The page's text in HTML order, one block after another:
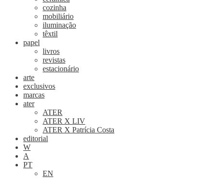
cozinha
mobiliário
iluminação
têxtil
papel
livros
revistas
estacionário
arte
exclusivos
marcas
ater
ATER
ATER X LIV
ATER X Patrícia Costa
editorial
W
A
PT
EN